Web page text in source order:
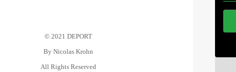
© 2021 DEPORT
By Nicolas Krohn
All Rights Reserved